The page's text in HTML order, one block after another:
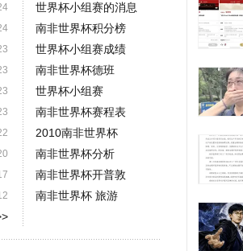
世界杯小组赛的消息
南非世界杯积分榜
世界杯小组赛成绩
南非世界杯德班
世界杯小组赛
南非世界杯赛程表
2010南非世界杯
南非世界杯分析
南非世界杯开普敦
南非世界杯 旅游